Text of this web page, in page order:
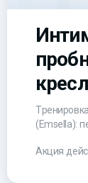
(Emsella):
Акция